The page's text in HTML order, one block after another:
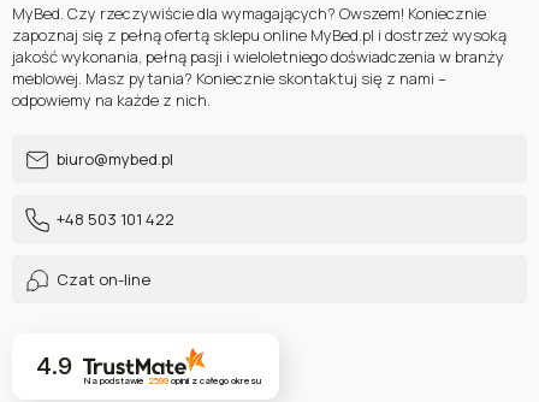
MyBed. Czy rzeczywiście dla wymagających? Owszem! Koniecznie
zapoznaj się z pełną ofertą sklepu online MyBed.pl i dostrzeż wysoką
jakość wykonania, pełną pasji i wieloletniego doświadczenia w branży
meblowej. Masz pytania? Koniecznie skontaktuj się z nami –
odpowiemy na każde z nich.
biuro@mybed.pl
+48 503 101 422
Czat on-line
4.9
Na podstawie 2599opinii z całego okresu